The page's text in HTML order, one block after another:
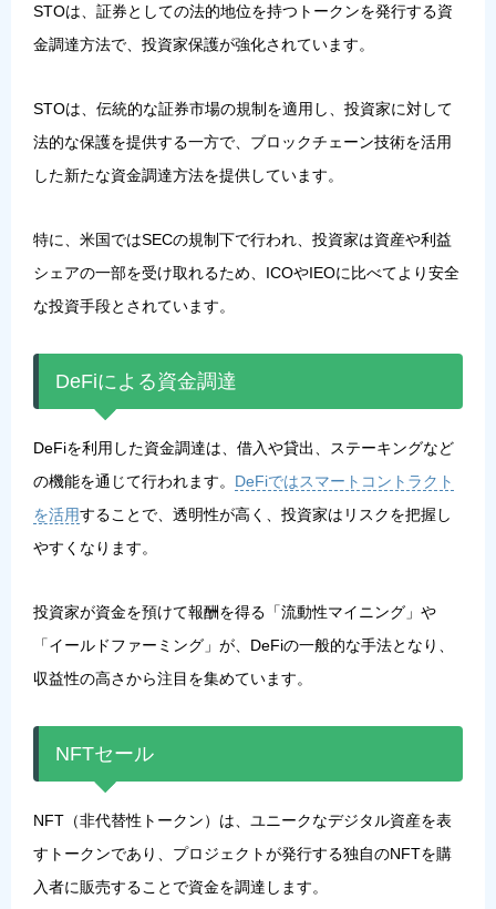
STOは、証券としての法的地位を持つトークンを発行する資
金調達方法で、投資家保護が強化されています。
STOは、伝統的な証券市場の規制を適用し、投資家に対して
法的な保護を提供する一方で、ブロックチェーン技術を活用
した新たな資金調達方法を提供しています。
特に、米国ではSECの規制下で行われ、投資家は資産や利益
シェアの一部を受け取れるため、ICOやIEOに比べてより安全
な投資手段とされています。
DeFiによる資金調達
DeFiを利用した資金調達は、借入や貸出、ステーキングなど
の機能を通じて行われます。 DeFiではスマートコントラクト
を活用することで、透明性が高く、投資家はリスクを把握し
やすくなります。
投資家が資金を預けて報酬を得る「流動性マイニング」や
「イールドファーミング」が、DeFiの一般的な手法となり、
収益性の高さから注目を集めています。
NFTセール
NFT（非代替性トークン）は、ユニークなデジタル資産を表
すトークンであり、プロジェクトが発行する独自のNFTを購
入者に販売することで資金を調達します。